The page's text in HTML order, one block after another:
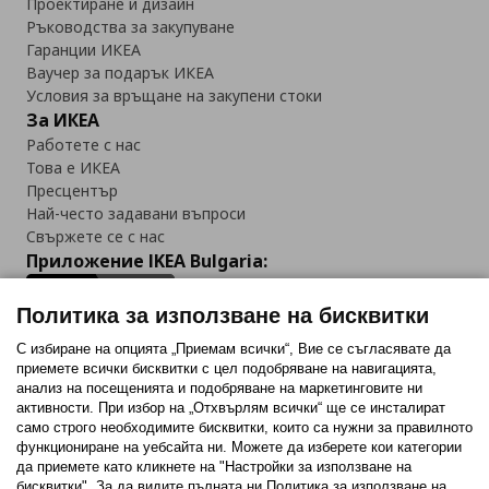
Ръководства за закупуване
Гаранции ИКЕА
Ваучер за подарък ИКЕА
Условия за връщане на закупени стоки
За ИКЕА
Работете с нас
Това е ИКЕА
Пресцентър
Най-често задавани въпроси
Свържете се с нас
Приложение IKEA Bulgaria:
Последвайте ни:
FacebookTwitterYoutubePinterestInstagram
Политика за използване на бисквитки
С избиране на опцията „Приемам всички“, Вие се съгласявате да
приемете всички бисквитки с цел подобряване на навигацията,
анализ на посещенията и подобряване на маркетинговите ни
активности. При избор на „Отхвърлям всички“ ще се инсталират
само строго необходимитe бисквитки, които са нужни за правилното
функциониране на уебсайта ни. Можете да изберете кои категории
да приемете като кликнете на "Настройки за използване на